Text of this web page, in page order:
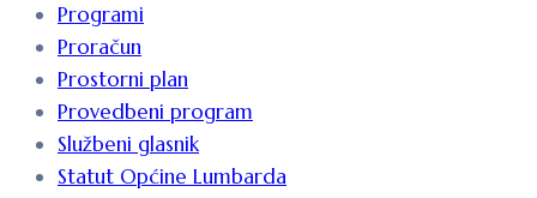
Programi
Proračun
Prostorni plan
Provedbeni program
Službeni glasnik
Statut Općine Lumbarda